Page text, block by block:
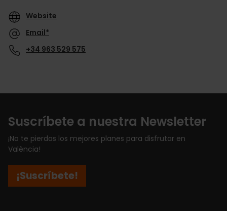
Website
Email*
+34 963 529 575
Suscríbete a nuestra Newsletter
¡No te pierdas los mejores planes para disfrutar en
València!
¡Suscríbete!